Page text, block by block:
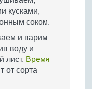
кусками,
соком.
и варим
воду и
лист. Время
от сорта